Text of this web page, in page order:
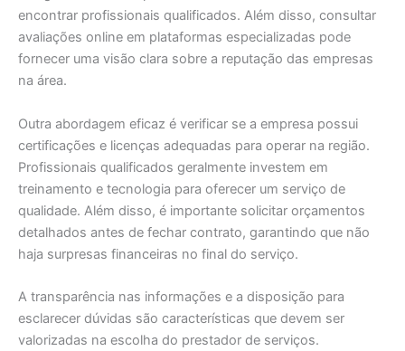
encontrar profissionais qualificados. Além disso, consultar
avaliações online em plataformas especializadas pode
fornecer uma visão clara sobre a reputação das empresas
na área.
Outra abordagem eficaz é verificar se a empresa possui
certificações e licenças adequadas para operar na região.
Profissionais qualificados geralmente investem em
treinamento e tecnologia para oferecer um serviço de
qualidade. Além disso, é importante solicitar orçamentos
detalhados antes de fechar contrato, garantindo que não
haja surpresas financeiras no final do serviço.
A transparência nas informações e a disposição para
esclarecer dúvidas são características que devem ser
valorizadas na escolha do prestador de serviços.